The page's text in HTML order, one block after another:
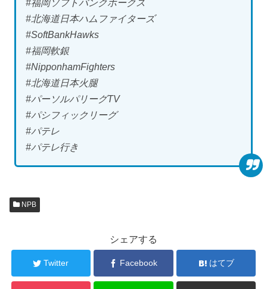
#福岡ソフトバンクホークス
#北海道日本ハムファイターズ
#SoftBankHawks
#福岡軟銀
#NipponhamFighters
#北海道日本火腿
#パーソルパリーグTV
#パシフィックリーグ
#パテレ
#パテレ行き
NPB
シェアする
Twitter Facebook はてブ